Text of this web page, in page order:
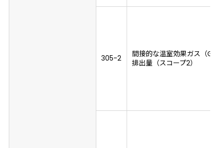
305-2
間接的な温室効果ガス（
排出量（スコープ2）